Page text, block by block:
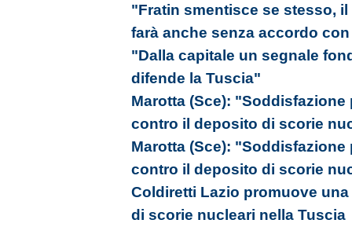
"Fratin smentisce se stesso,
farà anche senza accordo
"Dalla capitale un segnale
difende la Tuscia"
Marotta (Sce):
contro il deposito di scorie
Marotta (Sce):
contro il deposito di scorie
Coldiretti Lazio promuove
di scorie nucleari nella Tuscia